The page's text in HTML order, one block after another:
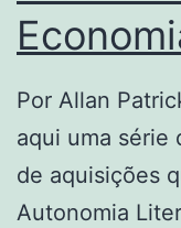
Por Allan
aqui uma série
de aquisições
Autonomia